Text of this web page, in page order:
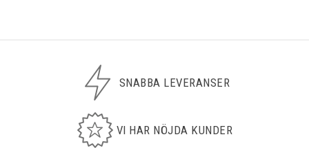
SNABBA LEVERANSER
VI HAR NÖJDA KUNDER